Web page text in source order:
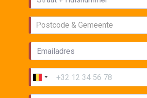
Postcode & Gemeente